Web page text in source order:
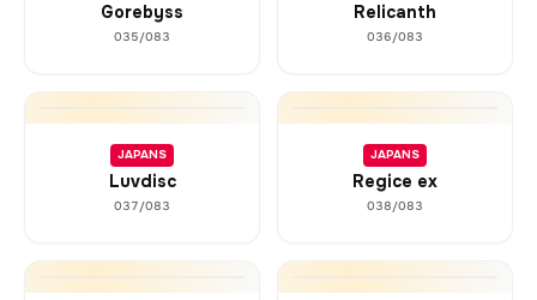
Gorebyss
035/083
Relicanth
036/083
JAPANS
Luvdisc
037/083
JAPANS
Regice ex
038/083